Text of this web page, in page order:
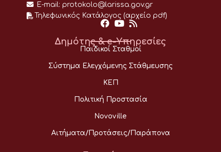
E-mail: protokolo@larissa.gov.gr
Τηλεφωνικός Κατάλογος (αρχείο pdf)
Δημότης & e-Υπηρεσίες
Παιδικοί Σταθμοί
Σύστημα Ελεγχόμενης Στάθμευσης
ΚΕΠ
Πολιτική Προστασία
Novoville
Αιτήματα/Προτάσεις/Παράπονα